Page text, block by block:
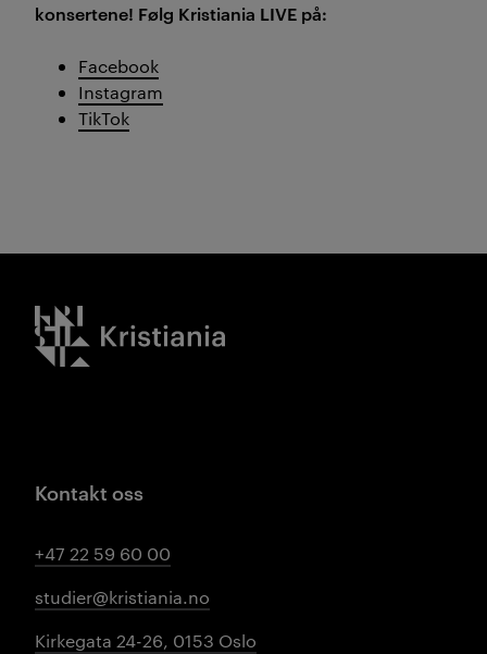
konsertene! Følg Kristiania LIVE på:
Facebook
Instagram
TikTok
Kristiania logo
Kontakt oss
+47 22 59 60 00
studier@kristiania.no
Kirkegata 24-26, 0153 Oslo